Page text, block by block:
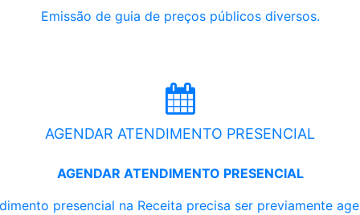
Emissão de guia de preços públicos diversos.
AGENDAR ATENDIMENTO PRESENCIAL
AGENDAR ATENDIMENTO PRESENCIAL
presencial na Receita precisa ser previamente